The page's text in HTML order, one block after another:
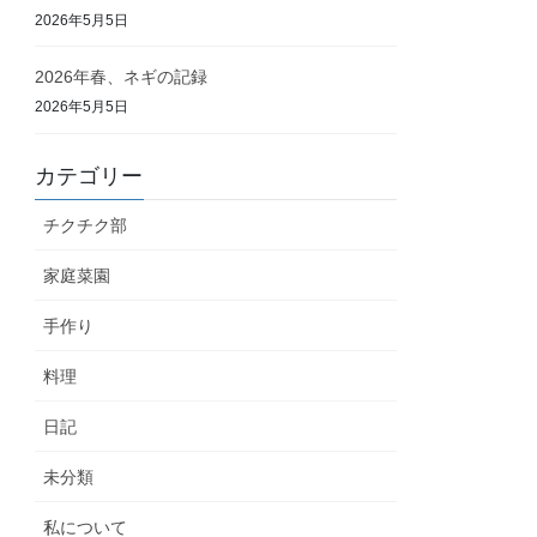
2026年5月5日
2026年春、ネギの記録
2026年5月5日
カテゴリー
チクチク部
家庭菜園
手作り
料理
日記
未分類
私について